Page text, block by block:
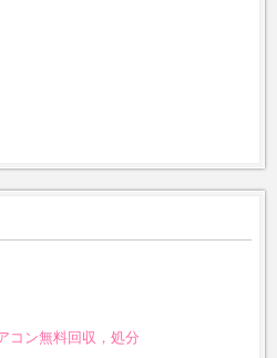
コン無料回収，処分